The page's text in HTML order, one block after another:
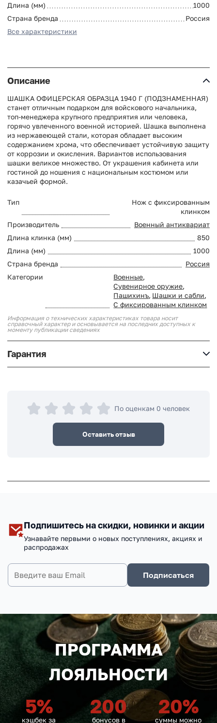
Длина (мм)
1000
Страна бренда
Россия
Все характеристики
Описание
ШАШКА ОФИЦЕРСКАЯ ОБРАЗЦА 1940 Г (ПОДЗНАМЕННАЯ)
станет отличным подарком для войскового начальника,
топ-менеджера крупного предприятия или человека,
горячо увлеченного военной историей. Шашка выполнена
из нержавеющей стали, которая обладает высоким
содержанием хрома, что обеспечивает устойчивую защиту
от коррозии и окисления. Вариантов использования
шашки великое множество. От украшения кабинета или
гостиной до ношения с национальным костюмом или
казачьей формой.
Тип
Нож с фиксированным
клинком
Производитель
Военный антиквариат
Длина клинка (мм)
850
Длина (мм)
1000
Страна бренда
Россия
Категории
Военные,
Сувенирное оружие,
Пашихинъ, Шашки и сабли,
С фиксированным клинком
Информация о технических характеристиках товара носит
справочный характер и основывается на последних доступных к
моменту публикации сведениях
Гарантия
По оценкам 0 человек
Оставить отзыв
Подпишитесь на скидки, новинки и акции
Узнавайте первыми о новых поступлениях, акциях и
распродажах
Подписаться
ПРОГРАММА
ЛОЯЛЬНОСТИ
5%
кэшбек за
200
бонусов в
20%
суммы можно